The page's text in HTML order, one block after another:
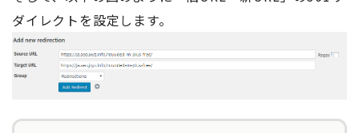
ダイレクトを設定します。